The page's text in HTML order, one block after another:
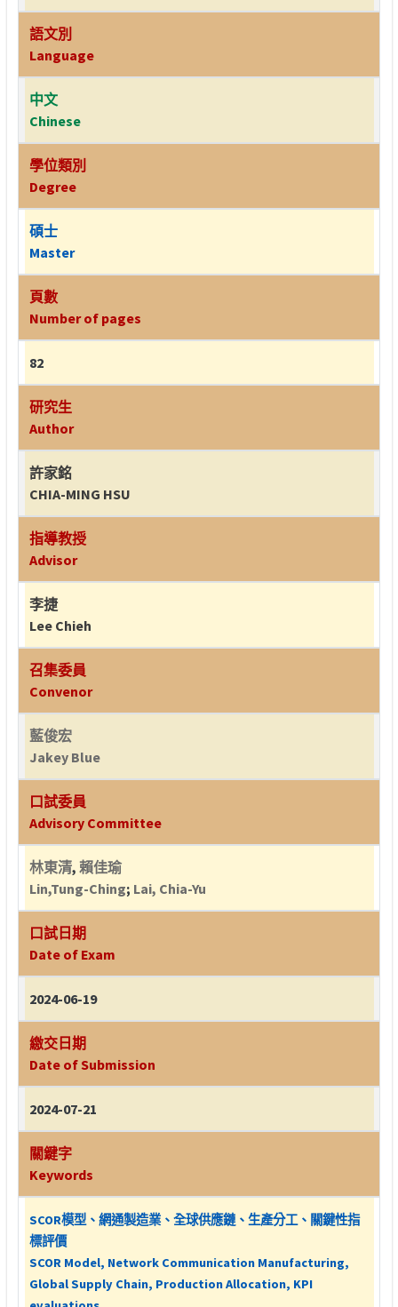
語文別
Language
中文
Chinese
學位類別
Degree
碩士
Master
頁數
Number of pages
82
研究生
Author
許家銘
CHIA-MING HSU
指導教授
Advisor
李捷
Lee Chieh
召集委員
Convenor
藍俊宏
Jakey Blue
口試委員
Advisory Committee
林東清, 賴佳瑜
Lin,Tung-Ching; Lai, Chia-Yu
口試日期
Date of Exam
2024-06-19
繳交日期
Date of Submission
2024-07-21
關鍵字
Keywords
SCOR模型、網通製造業、全球供應鏈、生產分工、關鍵性指
標評價
SCOR Model, Network Communication Manufacturing,
Global Supply Chain, Production Allocation, KPI